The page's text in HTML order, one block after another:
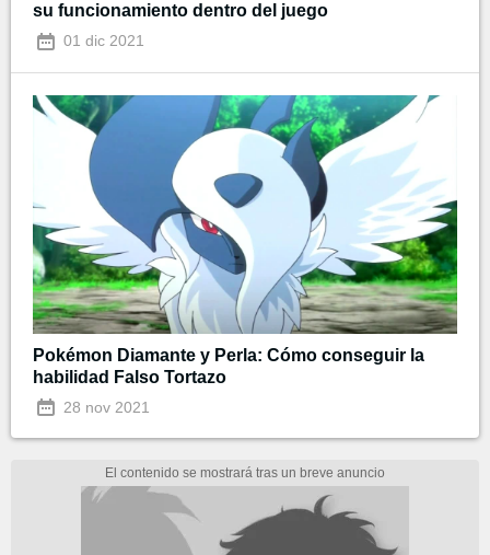
su funcionamiento dentro del juego
01 dic 2021
Pokémon Diamante y Perla: Cómo conseguir la
habilidad Falso Tortazo
28 nov 2021